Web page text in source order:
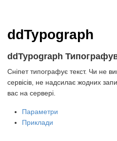
ddTypograph
ddTypograph
Сніпет типографує текст. Чи не
сервісів, не надсилає жодних
вас на сервері.
Параметри
Приклади